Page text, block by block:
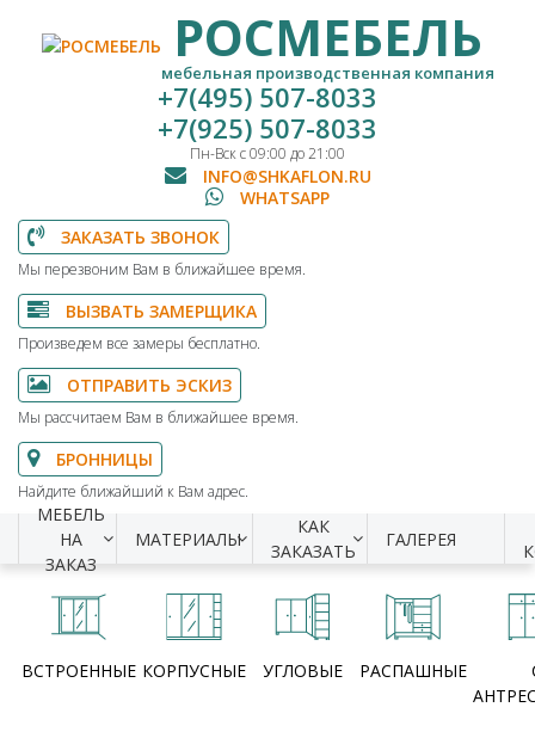
РОСМЕБЕЛЬ
мебельная производственная компания
+7(495) 507-8033
+7(925) 507-8033
Пн-Вск с 09:00 до 21:00
INFO@SHKAFLON.RU
WHATSAPP
ЗАКАЗАТЬ ЗВОНОК
Мы перезвоним Вам в ближайшее время.
ВЫЗВАТЬ ЗАМЕРЩИКА
Произведем все замеры бесплатно.
ОТПРАВИТЬ ЭСКИЗ
Мы рассчитаем Вам в ближайшее время.
БРОННИЦЫ
Найдите ближайший к Вам адрес.
МЕБЕЛЬ
НА
ЗАКАЗ
МАТЕРИАЛЫ
КАК
ЗАКАЗАТЬ
ГАЛЕРЕЯ
ВСТРОЕННЫЕ КОРПУСНЫЕ УГЛОВЫЕ РАСПАШНЫЕ